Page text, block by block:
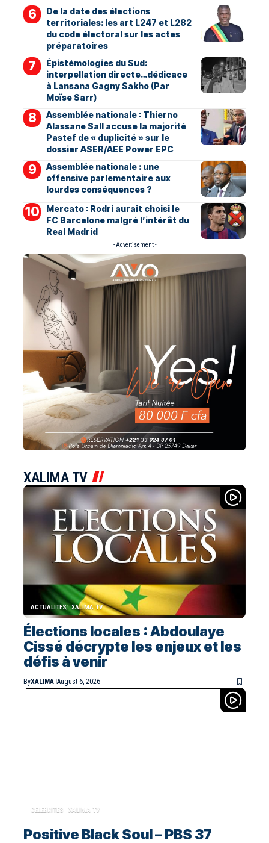
De la date des élections
territoriales: les art L247 et L282
du code électoral sur les actes
préparatoires
Épistémologies du Sud:
interpellation directe…dédicace
à Lansana Gagny Sakho (Par
Moïse Sarr)
Assemblée nationale : Thierno
Alassane Sall accuse la majorité
Pastef de « duplicité » sur le
dossier ASER/AEE Power EPC
Assemblée nationale : une
offensive parlementaire aux
lourdes conséquences ?
Mercato : Rodri aurait choisi le
FC Barcelone malgré l’intérêt du
Real Madrid
- Advertisement -
XALIMA TV
ACTUALITES XALIMA TV
Élections locales : Abdoulaye
Cissé décrypte les enjeux et les
défis à venir
ByXALIMA August 6, 2026
CELEBRITES XALIMA TV
Positive Black Soul – PBS 37